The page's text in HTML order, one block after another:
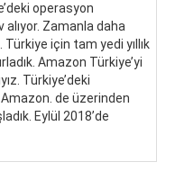
operasyon
alıyor. Zamanla daha
için tam yedi yıllık
Amazon Türkiye’yi
Türkiye’deki
de üzerinden
Eylül 2018’de